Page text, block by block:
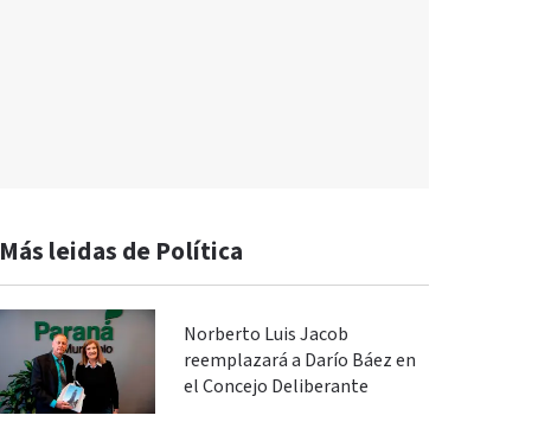
Más leidas de Política
Norberto Luis Jacob
reemplazará a Darío Báez en
el Concejo Deliberante